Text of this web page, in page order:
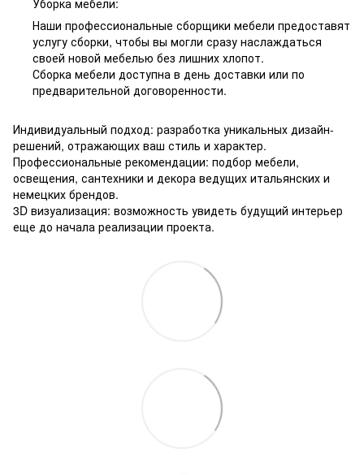
Наши профессиональные сборщики мебели предоставят
услугу сборки, чтобы вы могли сразу наслаждаться
своей новой мебелью без лишних хлопот.
Сборка мебели доступна в день доставки или по
предварительной договоренности.
Индивидуальный подход: разработка уникальных дизайн-
решений, отражающих ваш стиль и характер.
Профессиональные рекомендации: подбор мебели,
освещения, сантехники и декора ведущих итальянских и
немецких брендов.
3D визуализация: возможность увидеть будущий интерьер
еще до начала реализации проекта.